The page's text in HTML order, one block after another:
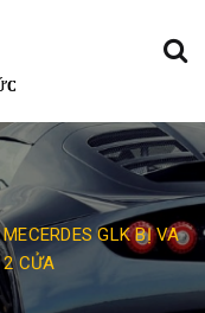
GLK BỊ VA
CỬA